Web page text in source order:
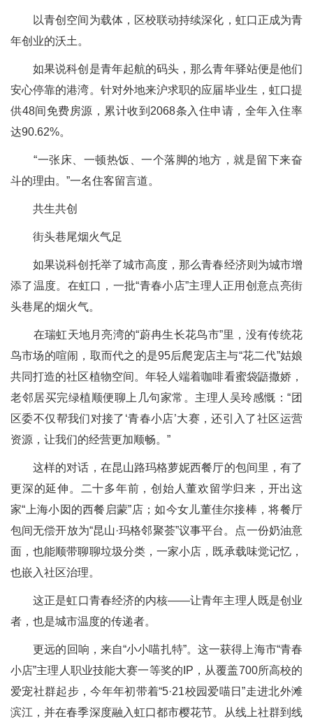
以青创空间为载体，区校联动持续深化，虹口正成为青
年创业的沃土。
如果说科创是青年起航的码头，那么青年驿站便是他们
安心停靠的港湾。针对外地来沪求职的应届毕业生，虹口提
供48间免费房源，累计收到2068条入住申请，全年入住率
达90.62%。
“一张床、一顿热饭、一个落脚的地方，就是留下来奋
斗的理由。”一名住客留言道。
共生共创
街头巷尾烟火气足
如果说科创托举了城市高度，那么青春经济则为城市增
添了温度。在虹口，一批“青春小店”主理人正用创意点亮街
头巷尾的烟火气。
在瑞虹天地月亮湾的“蔚冉生长花鸟市”里，没有传统花
鸟市场的喧闹，取而代之的是95后爬宠店主与“花二代”姑娘
共同打造的社区植物空间。年轻人端着咖啡看蜜袋鼯撒娇，
老邻居买完绿植顺便聊上几句家常。主理人吴玲感慨：“团
区委不仅帮我们对接了‘青春小店’大赛，还引入了社区运营
资源，让我们的经营更加顺畅。”
这样的对话，在昆山路玛格萝妮西餐厅的包间里，有了
更深的延伸。二十多年前，创始人董欢留学归来，开出这
家“上海小囡的西餐启蒙”店；如今女儿董佳尔接棒，将餐厅
包间无偿开放为“昆山·玛格邻聚荟”议事平台。点一份奶油意
面，也能顺带聊聊垃圾分类，一家小店，既承载味觉记忆，
也嵌入社区治理。
这正是虹口青春经济的内核——让青年主理人既是创业
者，也是城市温度的传递者。
更远的回响，来自“小小喵扎特”。这一获得上海市“青春
小店”主理人职业技能大赛一等奖的IP，从覆盖700所高校的
爱宠社群起步，今年年初带着“5·21校园爱喵日”走进北外滩
滨江，并在春季深度融入虹口都市樱花节。从线上社群到线